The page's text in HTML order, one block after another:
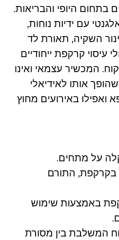
בתחום היופי והבריאות.
עם ידיות נוחות,
השקיה, תאורת לד
עיסוי קרקפת ייחודיים
המכשיר עצמאי ואינו
אותו לאידיאלי
ואפילו באירועים מחוץ
על מתחים.
בקרקפת, התורם
באמצעות שימוש
המשלבת בין מסורת